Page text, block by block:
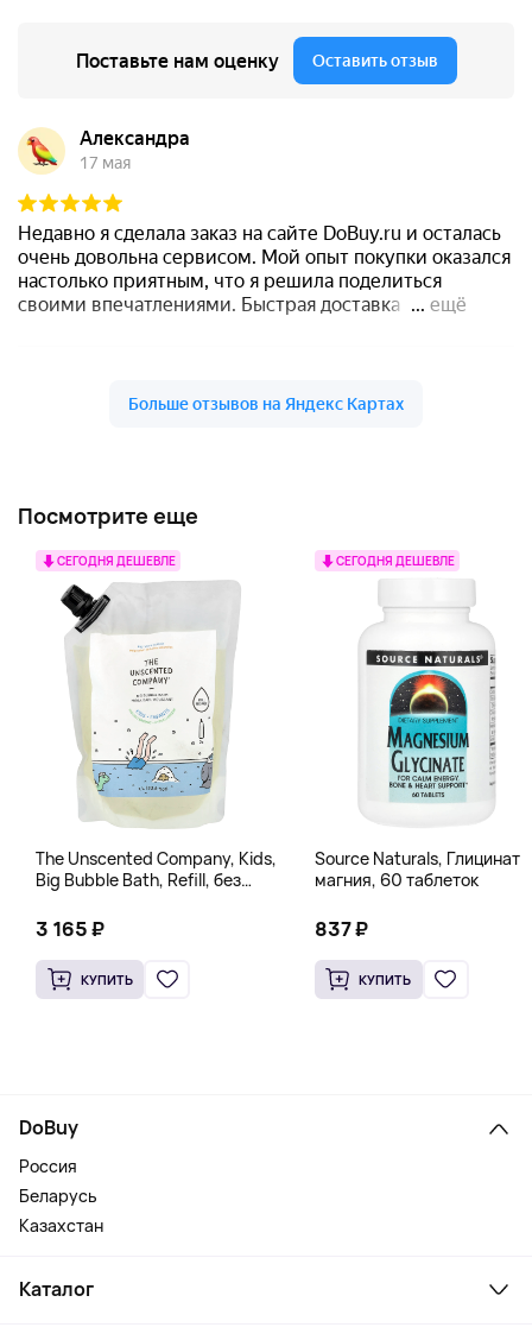
Посмотрите еще
СЕГОДНЯ ДЕШЕВЛЕ
The Unscented Company, Kids,
Big Bubble Bath, Refill, без
Унции)
3 165 ₽
КУПИТЬ
СЕГОДНЯ ДЕШЕВЛЕ
Source Naturals, Глицинат
магния, 60 таблеток
837 ₽
КУПИТЬ
DoBuy
Россия
Беларусь
Казахстан
Каталог